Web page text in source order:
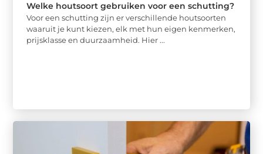
Welke houtsoort gebruiken voor een schutting?
Voor een schutting zijn er verschillende houtsoorten
waaruit je kunt kiezen, elk met hun eigen kenmerken,
prijsklasse en duurzaamheid. Hier ...